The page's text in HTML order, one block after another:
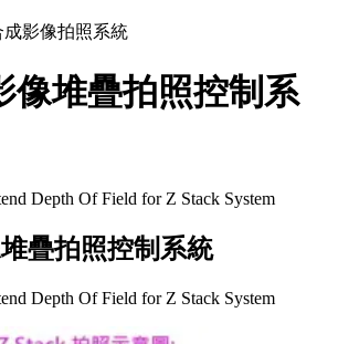
成影像拍照系統
像堆疊拍照控制系
Depth Of Field for Z Stack System
疊拍照控制系統
Depth Of Field for Z Stack System